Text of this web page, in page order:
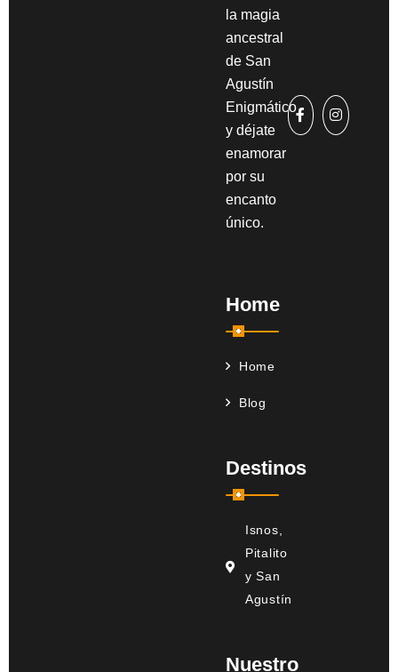
la magia
ancestral
de San
Agustín
Enigmático
y déjate
enamorar
por su
encanto
único.
Home
Home
Blog
Destinos
Isnos,
Pitalito
y San
Agustín
Nuestro